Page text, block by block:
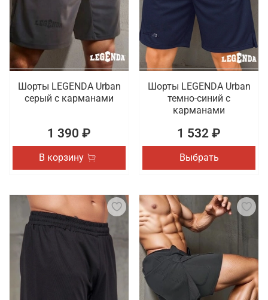
тренировок. Осуществляется оперативная
доставка покупок, оформленных в онлайн режиме,
Шорты LEGENDA Urban
серый c карманами
1 390 ₽
В корзину
Шорты LEGENDA Urban
темно-синий с
карманами
1 532 ₽
Выбрать